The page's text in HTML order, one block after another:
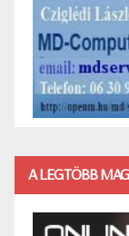
A LEGTÖBB